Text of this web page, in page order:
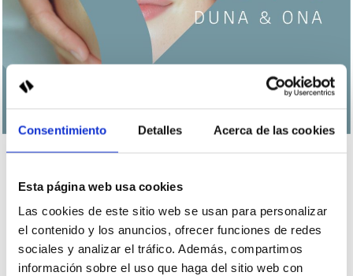
Consentimiento Detalles Acerca de las cookies
Esta página web usa cookies
Las cookies de este sitio web se usan para personalizar
el contenido y los anuncios, ofrecer funciones de redes
sociales y analizar el tráfico. Además, compartimos
información sobre el uso que haga del sitio web con
EMPIEZA AQUÍ
Tanto si estás alojado en el hotel como si buscas unspa
solo adultos en Menorca abierto al público, Ona Spa
está abierto para ti.